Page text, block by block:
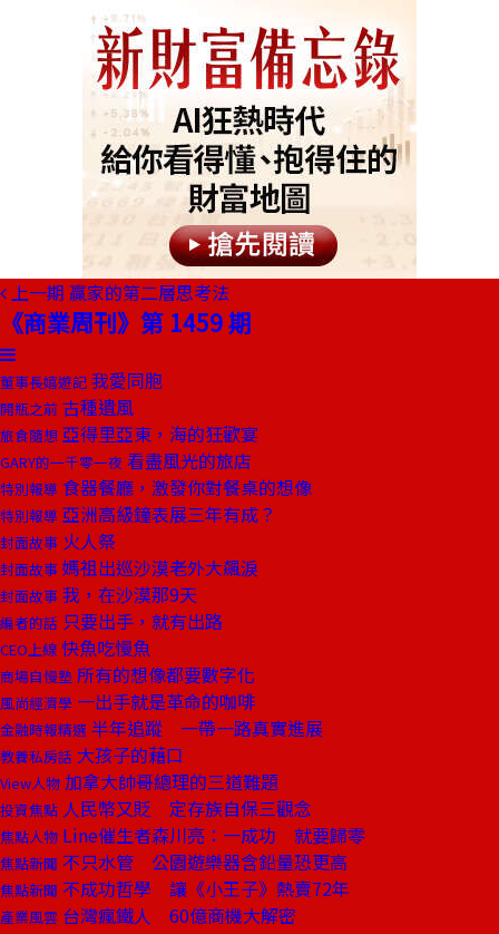
上一期 贏家的第二層思考法
《商業周刊》第 1459 期
董事長嬉遊記 我愛同胞
開瓶之前 古種遺風
旅食隨想 亞得里亞東，海的狂歡宴
GARY的一千零一夜 看盡風光的旅店
特別報導 食器餐廳，激發你對餐桌的想像
特別報導 亞洲高級鐘表展三年有成？
封面故事 火人祭
封面故事 媽祖出巡沙漠老外大飆淚
封面故事 我，在沙漠那9天
編者的話 只要出手，就有出路
CEO上線 快魚吃慢魚
商場自慢塾 所有的想像都要數字化
風尚經濟學 一出手就是革命的咖啡
金融時報精選 半年追蹤 一帶一路真實進展
教養私房話 大孩子的藉口
View人物 加拿大帥哥總理的三道難題
投資焦點 人民幣又貶 定存族自保三觀念
焦點人物 Line催生者森川亮：一成功 就要歸零
焦點新聞 不只水管 公園遊樂器含鉛量恐更高
焦點新聞 不成功哲學 讓《小王子》熱賣72年
產業風雲 台灣瘋鐵人 60億商機大解密